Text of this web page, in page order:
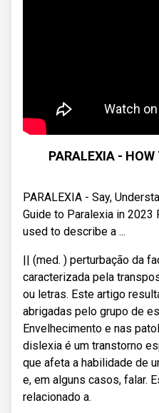
PARALEXIA -
PARALEXIA - Say,
Guide to Paralexia in
used to describe a ...
|| (med. ) perturbação da
caracterizada pela
ou letras. Este artigo
abrigadas pelo grupo de
Envelhecimento e nas
dislexia é um transtorno
que afeta a habilidade de
e, em alguns casos, falar.
relacionado a.